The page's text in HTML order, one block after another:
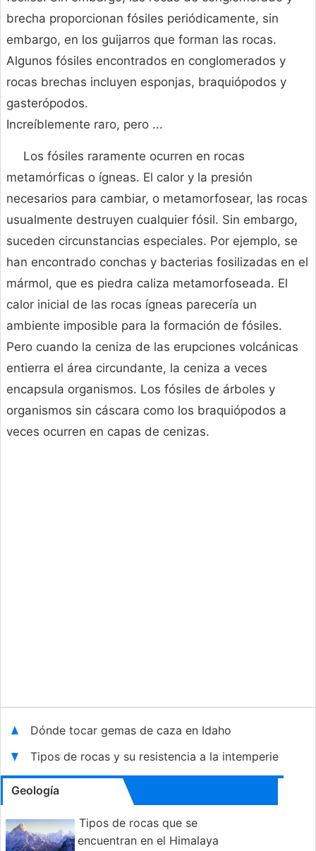
brecha proporcionan fósiles periódicamente, sin
embargo, en los guijarros que forman las rocas.
Algunos fósiles encontrados en conglomerados y
rocas brechas incluyen esponjas, braquiópodos y
gasterópodos.
Increíblemente raro, pero ...
Los fósiles raramente ocurren en rocas
metamórficas o ígneas. El calor y la presión
necesarios para cambiar, o metamorfosear, las rocas
usualmente destruyen cualquier fósil. Sin embargo,
suceden circunstancias especiales. Por ejemplo, se
han encontrado conchas y bacterias fosilizadas en el
mármol, que es piedra caliza metamorfoseada. El
calor inicial de las rocas ígneas parecería un
ambiente imposible para la formación de fósiles.
Pero cuando la ceniza de las erupciones volcánicas
entierra el área circundante, la ceniza a veces
encapsula organismos. Los fósiles de árboles y
organismos sin cáscara como los braquiópodos a
veces ocurren en capas de cenizas.
Dónde tocar gemas de caza en Idaho
Tipos de rocas y su resistencia a la intemperie
Geología
Tipos de rocas que se
encuentran en el Himalaya